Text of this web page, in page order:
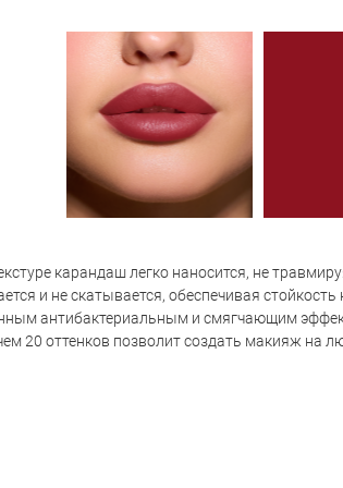
карандаш легко наносится, не
и не скатывается, обеспечивая
антибактериальным и смягчающим
20 оттенков позволит создать макияж на